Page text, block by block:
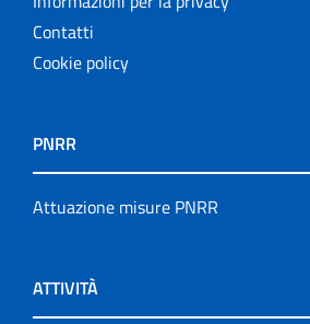
Contatti
Cookie policy
PNRR
Attuazione misure PNRR
ATTIVITÀ